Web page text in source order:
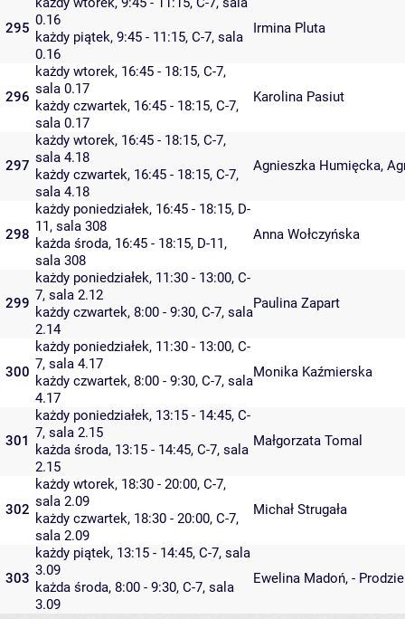
295 0.16
każdy piątek, 9:45 - 11:15, C-7, sala
0.16
Irmina Pluta
296
każdy wtorek, 16:45 - 18:15, C-7,
sala 0.17
każdy czwartek, 16:45 - 18:15, C-7,
sala 0.17
Karolina Pasiut
297
każdy wtorek, 16:45 - 18:15, C-7,
sala 4.18
każdy czwartek, 16:45 - 18:15, C-7,
sala 4.18
Agnieszka Humięcka,
298
każdy poniedziałek, 16:45 - 18:15, D-
11, sala 308
każda środa, 16:45 - 18:15, D-11,
sala 308
Anna Wołczyńska
299
każdy poniedziałek, 11:30 - 13:00, C-
7, sala 2.12
każdy czwartek, 8:00 - 9:30, C-7, sala
2.14
Paulina Zapart
300
każdy poniedziałek, 11:30 - 13:00, C-
7, sala 4.17
każdy czwartek, 8:00 - 9:30, C-7, sala
4.17
Monika Kaźmierska
301
każdy poniedziałek, 13:15 - 14:45, C-
7, sala 2.15
każda środa, 13:15 - 14:45, C-7, sala
2.15
Małgorzata Tomal
302
każdy wtorek, 18:30 - 20:00, C-7,
sala 2.09
każdy czwartek, 18:30 - 20:00, C-7,
sala 2.09
Michał Strugała
303
każdy piątek, 13:15 - 14:45, C-7, sala
3.09
każda środa, 8:00 - 9:30, C-7, sala
3.09
Ewelina Madoń, -